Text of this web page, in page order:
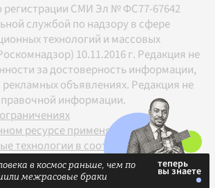
регистрации СМИ Эл № ФС77-67642
службой по надзору в сфере
технологий и массовых
10.11.2016 г. Редакция не
за достоверность информации,
объявлениях. Редакция не
информации.
ресурсе применяются
технологии в соответствии с
18+
в космос раньше, чем по
межрасовые браки